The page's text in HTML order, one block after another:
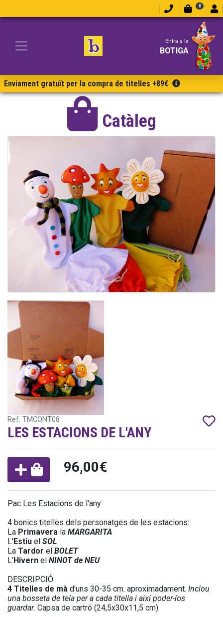
0
Entra a la
BOTIGA
Enviament gratuït per la compra de titelles +89€
Catàleg
Ref: TMCONT08
LES ESTACIONS DE L'ANY
96,00€
Pac Les Estacions de l'any
4 bonics titelles dels personatges de les estacions:
La Primavera la MARGARITA
L'Estiu el SOL
La Tardor el BOLET
L'Hivern el NINOT de NEU
DESCRIPCIÓ
4 Titelles de mà d'uns 30-35 cm. aproximadament. Inclou
una bosseta de tela per a cada titella i així poder-los
guardar. Capsa de cartró (24,5x30x11,5 cm).